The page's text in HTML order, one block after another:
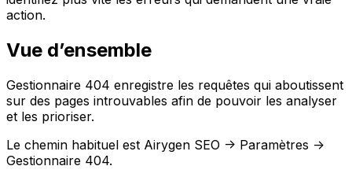
action.
Vue d’ensemble
Gestionnaire 404 enregistre les requêtes qui aboutissent
sur des pages introuvables afin de pouvoir les analyser
et les prioriser.
Le chemin habituel est Airygen SEO -> Paramètres ->
Gestionnaire 404.